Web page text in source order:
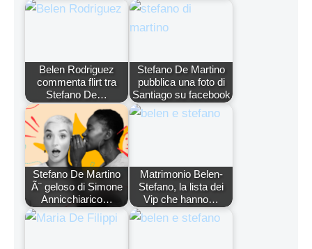
Belen Rodriguez
commenta flirt tra
Stefano De…
Stefano De Martino
pubblica una foto di
Santiago su facebook
Stefano De Martino
Ã¨ geloso di Simone
Annicchiarico…
Matrimonio Belen-
Stefano, la lista dei
Vip che hanno…